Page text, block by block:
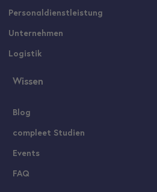
Personaldienstleistung
Unternehmen
Logistik
Wissen
Blog
compleet Studien
Events
FAQ